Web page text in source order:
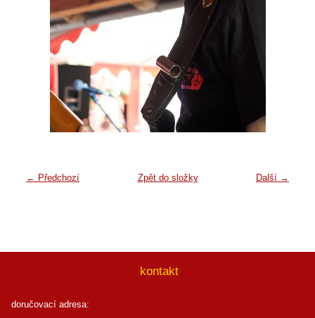
← Předchozí Další →
Zpět do složky
kontakt
doručovací adresa: